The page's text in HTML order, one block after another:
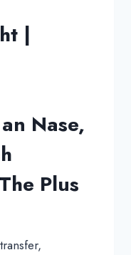
|
Nase,
Plus